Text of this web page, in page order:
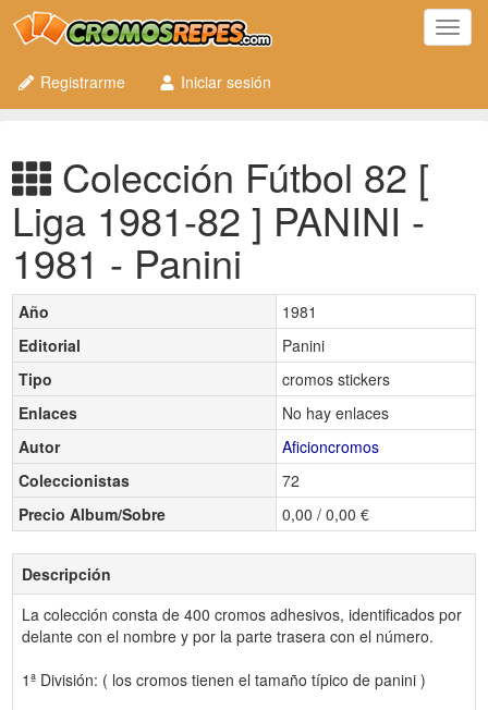
Registrarme
Iniciar sesión
Colección Fútbol 82 [
Liga 1981-82 ] PANINI -
1981 - Panini
Año
1981
Editorial
Panini
Tipo
cromos stickers
Enlaces
No hay enlaces
Autor
Aficioncromos
Coleccionistas
72
Precio Album/Sobre
0,00 / 0,00 €
Descripción
La colección consta de 400 cromos adhesivos, identificados por
delante con el nombre y por la parte trasera con el número.
1ª División: ( los cromos tienen el tamaño típico de panini )